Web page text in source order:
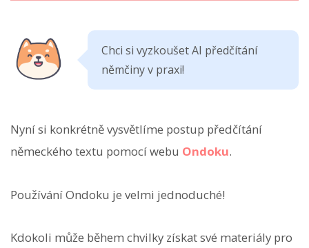
Chci si vyzkoušet AI předčítání
němčiny v praxi!
Nyní si konkrétně vysvětlíme postup předčítání
německého textu pomocí webu Ondoku.
Používání Ondoku je velmi jednoduché!
Kdokoli může během chvilky získat své materiály pro